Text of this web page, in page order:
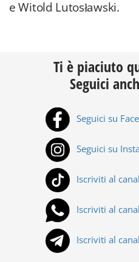
e Witold Lutosławski.
Ti è piaciuto
Seguici
Seguici su
Seguici su
Iscriviti al
Iscriviti al
Iscriviti al